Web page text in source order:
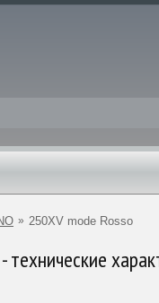
» 250XV mode Rosso
технические